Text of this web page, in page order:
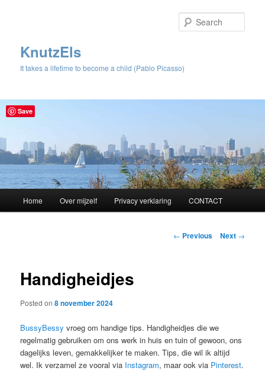
KnutzEls
It takes a lifetime to become a child (Pablo Picasso)
Skip
content
Home Over mijzelf Privacy verklaring CONTACT
Post
← Previous Next →
Handigheidjes
Posted on8 november 2024
BussyBessy vroeg om handige tips. Handigheidjes die we
regelmatig gebruiken om ons werk in huis en tuin of gewoon, ons
dagelijks leven, gemakkelijker te maken. Tips, die wil ik altijd
wel. Ik verzamel ze vooral via Instagram, maar ook via Pinterest.
Save